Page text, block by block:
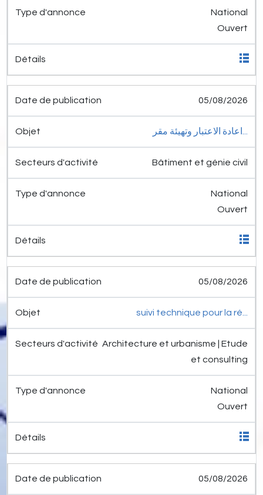
National
Ouvert
05/08/2026
اعادة الاعتبار وتهيئة مقر...
Bâtiment et génie civil
National
Ouvert
05/08/2026
suivi technique pour la ré...
Architecture et urbanisme | Etude
et consulting
National
Ouvert
05/08/2026